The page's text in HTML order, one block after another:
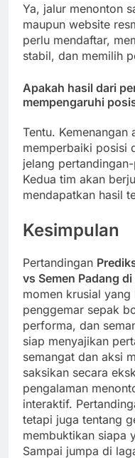
Ya, jalur menonton
maupun website
perlu mendaftar,
stabil, dan memilih
Apakah hasil dari
mempengaruhi
Tentu. Kemenangan
memperbaiki posisi
jelang
Kedua tim akan
mendapatkan hasil
Kesimpulan
Pertandingan
vs Semen Padang
momen krusial
penggemar sepak
performa, dan
siap menyajikan
semangat dan aksi
saksikan secara
pengalaman
interaktif.
tetapi juga tentang
membuktikan siapa
Sampai jumpa di